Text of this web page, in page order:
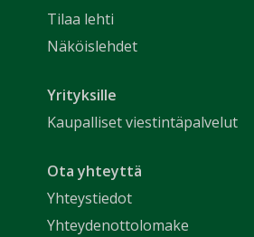
Tilaa lehti
Näköislehdet
Yrityksille
Kaupalliset viestintäpalvelut
Ota yhteyttä
Yhteystiedot
Yhteydenottolomake